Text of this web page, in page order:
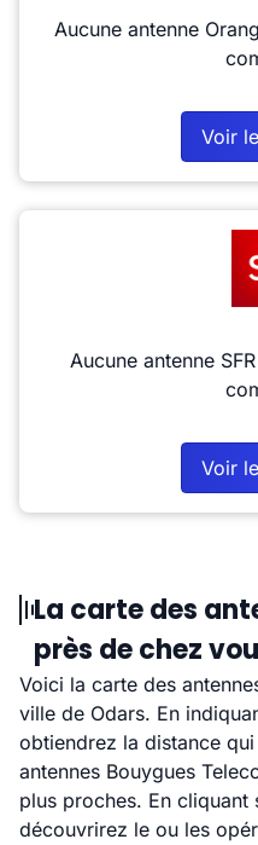
Aucune antenne
Voir
Aucune antenne
Voir
La carte des
près de chez
Voici la carte des
ville de Odars. En
obtiendrez la distance
antennes Bouygues
plus proches. En cliquant
découvrirez le ou les